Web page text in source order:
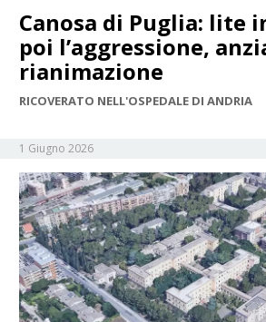
Canosa di Puglia: lite
poi l’aggressione,
rianimazione
RICOVERATO NELL'OSPEDALE DI ANDRIA
1 Giugno 2026